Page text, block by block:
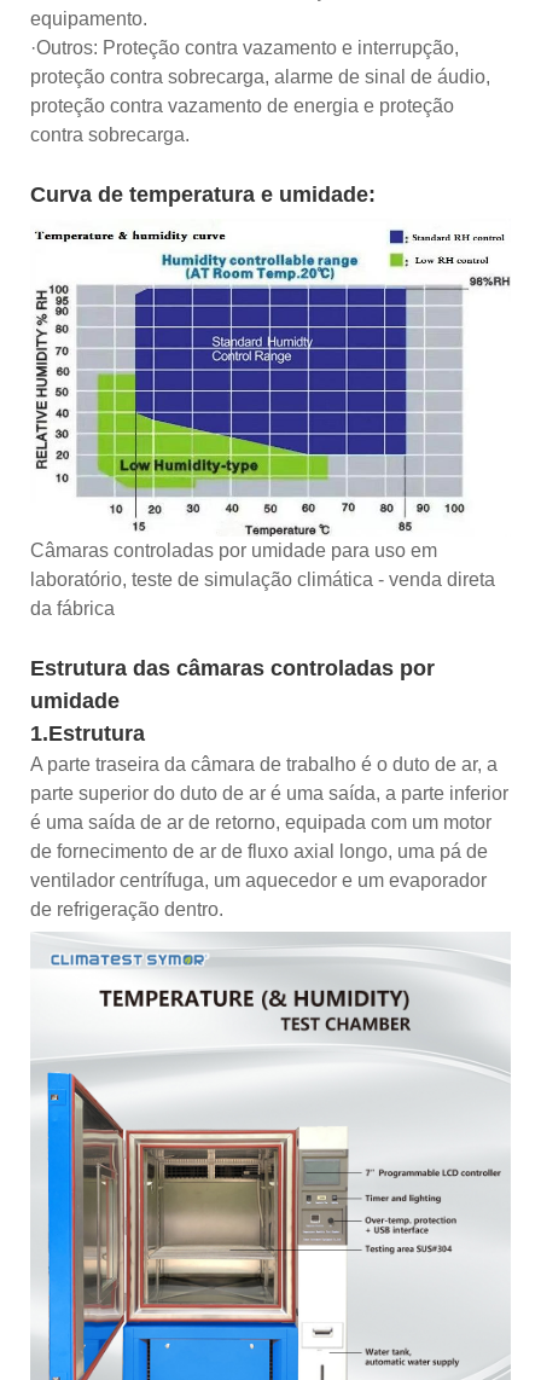
equipamento.
·Outros: Proteção contra vazamento e interrupção,
proteção contra sobrecarga, alarme de sinal de áudio,
proteção contra vazamento de energia e proteção
contra sobrecarga.
Curva de temperatura e umidade:
Câmaras controladas por umidade para uso em
laboratório, teste de simulação climática - venda direta
da fábrica
Estrutura das câmaras controladas por
umidade
1.Estrutura
A parte traseira da câmara de trabalho é o duto de ar, a
parte superior do duto de ar é uma saída, a parte inferior
é uma saída de ar de retorno, equipada com um motor
de fornecimento de ar de fluxo axial longo, uma pá de
ventilador centrífuga, um aquecedor e um evaporador
de refrigeração dentro.